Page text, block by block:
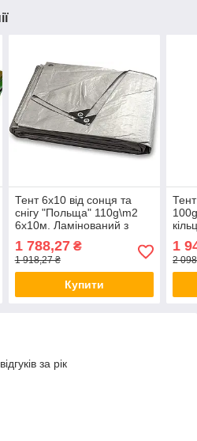
Тент 6х10 від сонця та
снігу "Польща" 110g\m2
6х10м. Ламінований з
кільцями. TM
"Wilmar/Plandeka"
1 788,27₴
1 918,27 ₴
Купити
1
2
за рік